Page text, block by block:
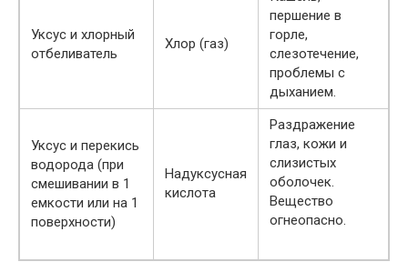
Уксус и хлорный
отбеливатель
Хлор (газ)
першение в
горле,
слезотечение,
проблемы с
дыханием.
Уксус и перекись
водорода (при
смешивании в 1
емкости или на 1
поверхности)
Надуксусная
кислота
Раздражение
глаз, кожи и
слизистых
оболочек.
Вещество
огнеопасно.